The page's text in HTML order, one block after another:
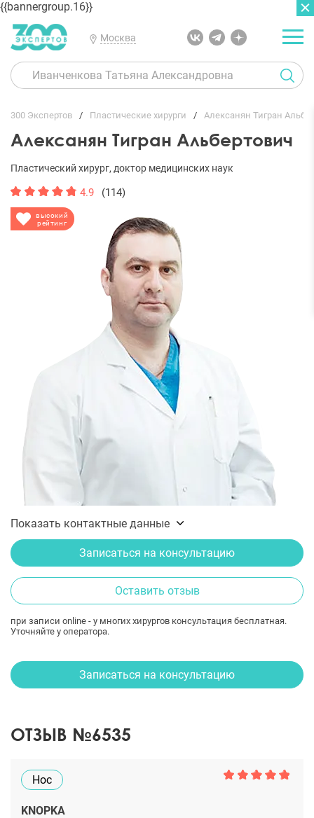
{{bannergroup.16}}
Москва
300 Экспертов Пластические хирурги Алексанян Тигран
Алексанян Тигран Альбертович
высокий
рейтинг
Пластический хирург, доктор медицинских наук
4.9 (114)
Показать контактные данные
Записаться на консультацию
Оставить отзыв
при записи online - у многих хирургов консультация бесплатная.
Уточняйте у оператора.
ГЛАВНАЯ ОТЗЫВЫ
Записаться на консультацию
ОТЗЫВ №6535
Нос
KNOPKA